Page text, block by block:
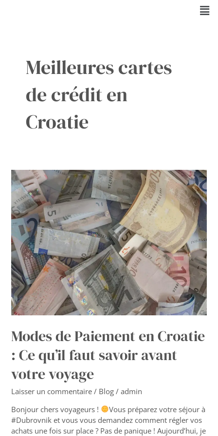
Meilleures cartes
de crédit en
Croatie
Modes de Paiement en Croatie
: Ce qu’il faut savoir avant
votre voyage
Laisser un commentaire / Blog /admin
Bonjour chers voyageurs !
Vous préparez votre séjour à
#Dubrovnik et vous vous demandez comment régler vos
achats une fois sur place ? Pas de panique ! Aujourd’hui, je
Modes
de
Paiement
en
Croatie
Ce
qu’il
faut
savoir
avant
votre
voyage